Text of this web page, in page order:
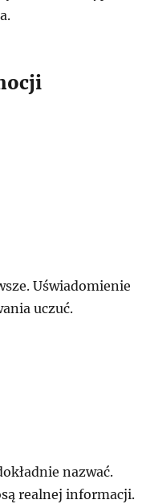
Uświadomienie
uczuć.
nazwać.
realnej informacji.